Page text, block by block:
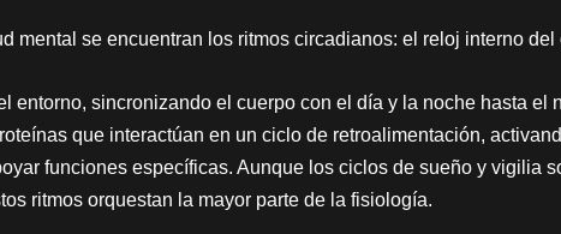
mental se encuentran los ritmos circadianos: el reloj interno del
entorno, sincronizando el cuerpo con el día y la noche hasta el
que interactúan en un ciclo de retroalimentación,
funciones específicas. Aunque los ciclos de sueño y vigilia
ritmos orquestan la mayor parte de la fisiología.